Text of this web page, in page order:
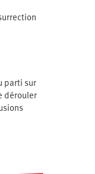
parti sur
dérouler